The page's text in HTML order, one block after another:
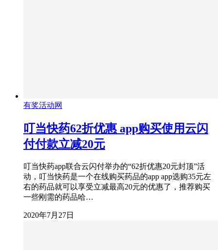
有奖活动网
叮当快药62折优惠 app购买使用云闪
付付款立减20元
叮当快药app联合云闪付举办的“62折优惠20元封顶”活
动，叮当快药是一个在线购买药品的app app选购35元左
右的药品就可以享受立减最高20元的优惠了，推荐购买
一些刚需的药品哈…
2020年7月27日